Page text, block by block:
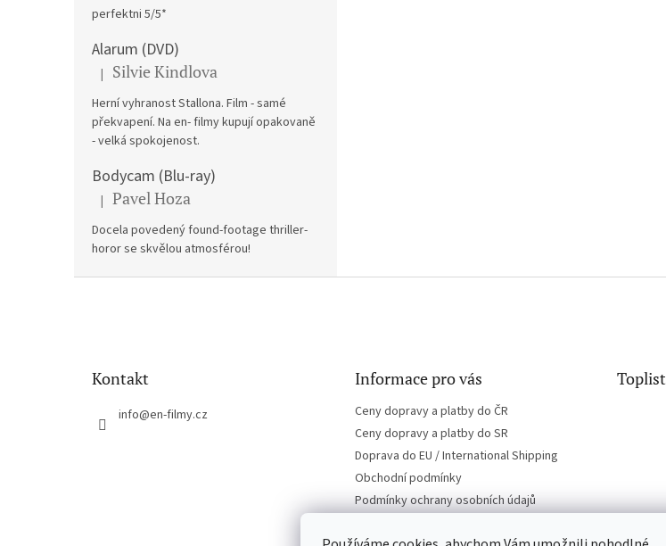
perfektni 5/5*
Alarum (DVD)
Hodnocení produktu je 5 z 5 hvězdiček.
| Silvie Kindlova
Herní vyhranost Stallona. Film - samé
překvapení. Na en- filmy kupují opakovaně
- velká spokojenost.
Bodycam (Blu-ray)
Hodnocení produktu je 5 z 5 hvězdiček.
| Pavel Hoza
Docela povedený found-footage thriller-
horor se skvělou atmosférou!
Kontakt
info@en-filmy.cz
Informace pro vás
Ceny dopravy a platby do ČR
Ceny dopravy a platby do SR
Doprava do EU / International Shipping
Obchodní podmínky
Podmínky ochrany osobních údajů
Toplist